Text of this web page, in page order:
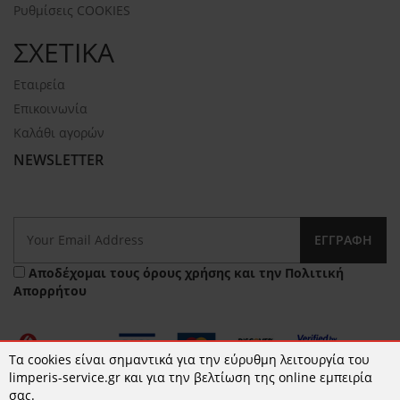
Ρυθμίσεις COOKIES
ΣΧΕΤΙΚΑ
Εταιρεία
Επικοινωνία
Καλάθι αγορών
NEWSLETTER
ΕΓΓΡΑΦΉ
Αποδέχομαι τους όρους χρήσης και την Πολιτική
Απορρήτου
Τα cookies είναι σημαντικά για την εύρυθμη λειτουργία του
limperis-service.gr και για την βελτίωση της online εμπειρία
σας.